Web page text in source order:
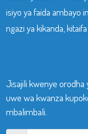
isiyo ya faida ambayo
ngazi ya kikanda,
Jisajili kwenye orodha
uwe wa kwanza
mbalimbali.